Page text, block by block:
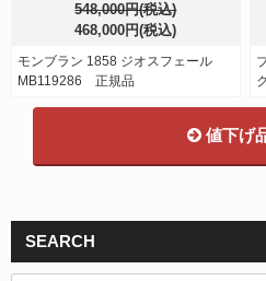
548,000円(税込)
468,000円(税込)
モンブラン 1858 ジオスフェール
MB119286 正規品
値下げ
SEARCH